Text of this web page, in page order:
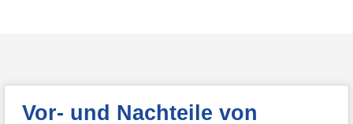
Vor- und Nachteile von